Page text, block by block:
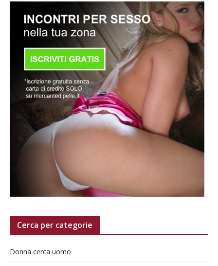
Cerca per categorie
Donna cerca uomo